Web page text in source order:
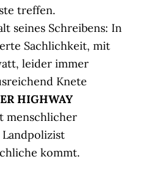
treffen.
seines Schreibens: In
Sachlichkeit, mit
leider immer
Knete
HIGHWAY
menschlicher
kommt.